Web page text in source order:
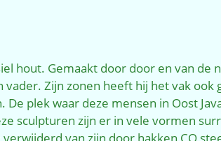
hout. Gemaakt door door en van
Zijn zonen heeft hij het vak
plek waar deze mensen in Oost
sculpturen zijn er in vele vormen
van zijn door hakken CQ